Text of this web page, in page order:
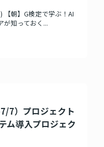
朝】G検定で学ぶ！AI
が知っておく...
7）プロジェクト
ム導入プロジェク